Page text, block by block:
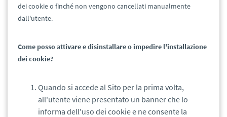
dei cookie o finché non vengono cancellati manualmente
dall'utente.
Come posso attivare e disinstallare o impedire l'installazione
dei cookie?
Quando si accede al Sito per la prima volta,
all'utente viene presentato un banner che lo
informa dell'uso dei cookie e ne consente la